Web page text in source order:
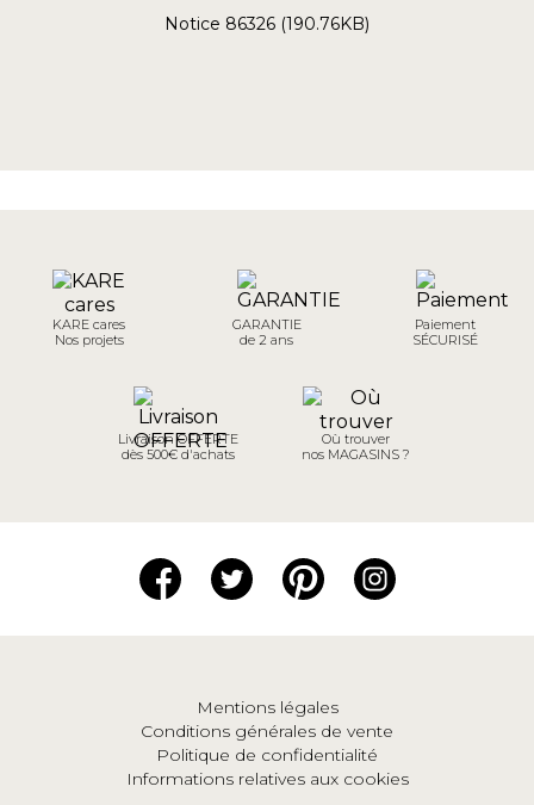
Notice 86326 (190.76KB)
KARE cares
Nos projets
GARANTIE
de 2 ans
Paiement
SÉCURISÉ
Livraison OFFERTE
dès 500€ d'achats
Où trouver
nos MAGASINS ?
Mentions légales
Conditions générales de vente
Politique de confidentialité
Informations relatives aux cookies